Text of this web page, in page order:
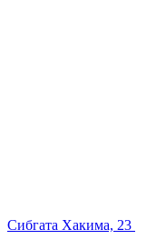
Сибгата Хакима, 23